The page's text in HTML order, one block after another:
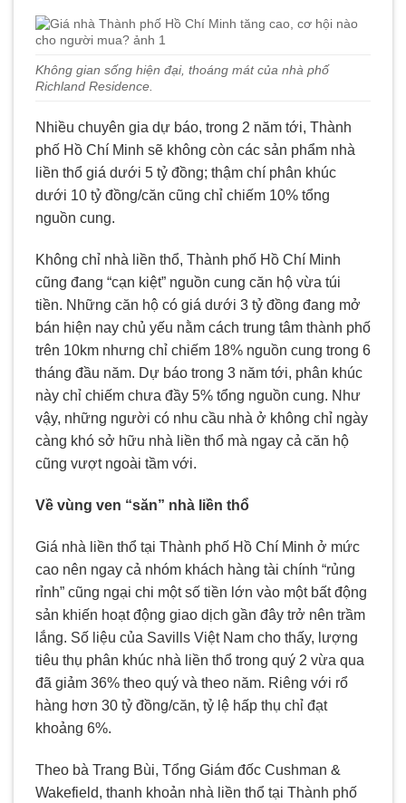
Không gian sống hiện đại, thoáng mát của nhà phố
Richland Residence.
Nhiều chuyên gia dự báo, trong 2 năm tới, Thành
phố Hồ Chí Minh sẽ không còn các sản phẩm nhà
liền thổ giá dưới 5 tỷ đồng; thậm chí phân khúc
dưới 10 tỷ đồng/căn cũng chỉ chiếm 10% tổng
nguồn cung.
Không chỉ nhà liền thổ, Thành phố Hồ Chí Minh
cũng đang “cạn kiệt” nguồn cung căn hộ vừa túi
tiền. Những căn hộ có giá dưới 3 tỷ đồng đang mở
bán hiện nay chủ yếu nằm cách trung tâm thành phố
trên 10km nhưng chỉ chiếm 18% nguồn cung trong 6
tháng đầu năm. Dự báo trong 3 năm tới, phân khúc
này chỉ chiếm chưa đầy 5% tổng nguồn cung. Như
vậy, những người có nhu cầu nhà ở không chỉ ngày
càng khó sở hữu nhà liền thổ mà ngay cả căn hộ
cũng vượt ngoài tầm với.
Về vùng ven “săn” nhà liền thổ
Giá nhà liền thổ tại Thành phố Hồ Chí Minh ở mức
cao nên ngay cả nhóm khách hàng tài chính “rủng
rỉnh” cũng ngại chi một số tiền lớn vào một bất động
sản khiến hoạt động giao dịch gần đây trở nên trầm
lắng. Số liệu của Savills Việt Nam cho thấy, lượng
tiêu thụ phân khúc nhà liền thổ trong quý 2 vừa qua
đã giảm 36% theo quý và theo năm. Riêng với rổ
hàng hơn 30 tỷ đồng/căn, tỷ lệ hấp thụ chỉ đạt
khoảng 6%.
Theo bà Trang Bùi, Tổng Giám đốc Cushman &
Wakefield, thanh khoản nhà liền thổ tại Thành phố